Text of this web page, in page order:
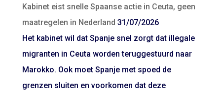
Kabinet eist snelle Spaanse actie in Ceuta, geen
maatregelen in Nederland 31/07/2026
Het kabinet wil dat Spanje snel zorgt dat illegale
migranten in Ceuta worden teruggestuurd naar
Marokko. Ook moet Spanje met spoed de
grenzen sluiten en voorkomen dat deze